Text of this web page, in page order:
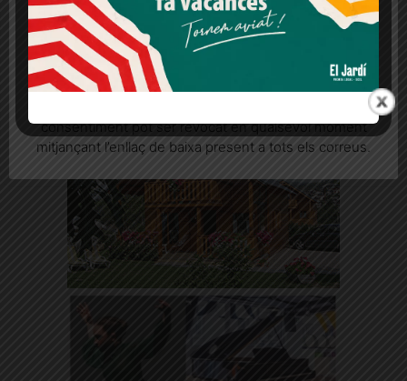
però s'ha posposat sine die per l'incident a tocar de les obres
Més informació Acceptar Rebutjar tot
Quan l’usuari crea un compte al Diari el Jardí, dona el
seu consentiment explícit per rebre comunicacions
consentiment pot ser revocat en qualsevol moment
mitjançant l’enllaç de baixa present a tots els correus.